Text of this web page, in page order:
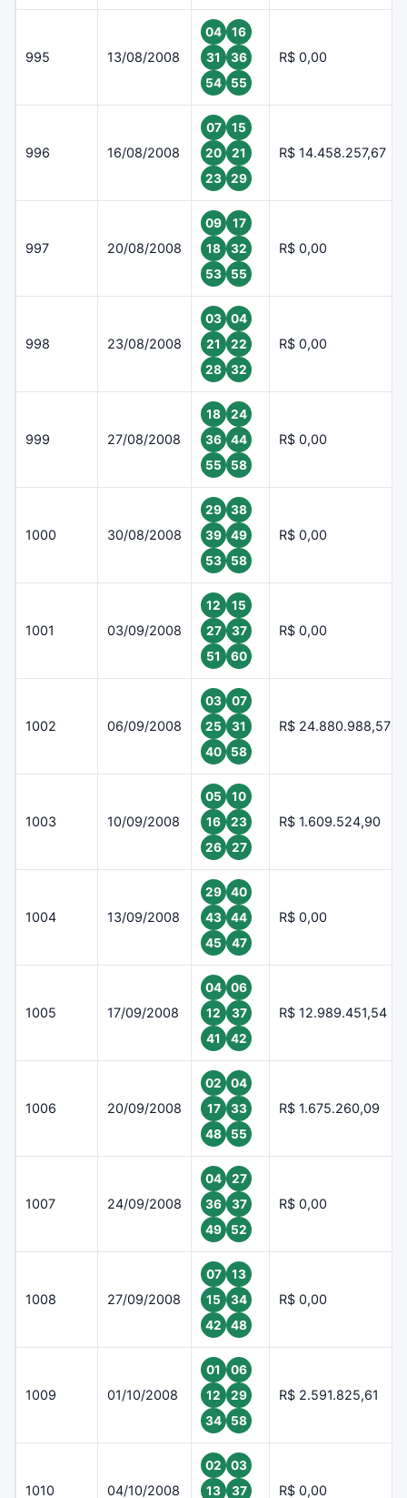
995 13/08/2008
04
16
31
36
54
55
R$ 0,00
996 16/08/2008
07
15
20
21
23
29
R$ 14.458.257,67
997 20/08/2008
09
17
18
32
53
55
R$ 0,00
998 23/08/2008
03
04
21
22
28
32
R$ 0,00
999 27/08/2008
18
24
36
44
55
58
R$ 0,00
1000 30/08/2008
29
38
39
49
53
58
R$ 0,00
1001 03/09/2008
12
15
27
37
51
60
R$ 0,00
1002 06/09/2008
03
07
25
31
40
58
R$ 24.880.988,57
1003 10/09/2008
05
10
16
23
26
27
R$ 1.609.524,90
1004 13/09/2008
29
40
43
44
45
47
R$ 0,00
1005 17/09/2008
04
06
12
37
41
42
R$ 12.989.451,54
1006 20/09/2008
02
04
17
33
48
55
R$ 1.675.260,09
1007 24/09/2008
04
27
36
37
49
52
R$ 0,00
1008 27/09/2008
07
13
15
34
42
48
R$ 0,00
1009 01/10/2008
01
06
12
29
34
58
R$ 2.591.825,61
1010 04/10/2008
02
03
13
37 R$ 0,00